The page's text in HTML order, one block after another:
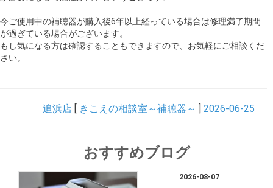
今ご使用中の補聴器が購入後6年以上経っている場合は修理満了期間
が過ぎている場合がございます。
もし気になる方は確認することもできますので、お気軽にご相談くだ
さい。
追浜店 [ きこえの相談室～補聴器～ ] 2026-06-25
おすすめブログ
2026-08-07